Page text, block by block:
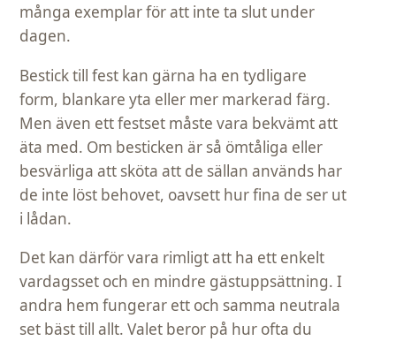
många exemplar för att inte ta slut under
dagen.
Bestick till fest kan gärna ha en tydligare
form, blankare yta eller mer markerad färg.
Men även ett festset måste vara bekvämt att
äta med. Om besticken är så ömtåliga eller
besvärliga att sköta att de sällan används har
de inte löst behovet, oavsett hur fina de ser ut
i lådan.
Det kan därför vara rimligt att ha ett enkelt
vardagsset och en mindre gästuppsättning. I
andra hem fungerar ett och samma neutrala
set bäst till allt. Valet beror på hur ofta du